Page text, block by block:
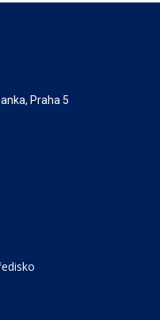
Praha 5